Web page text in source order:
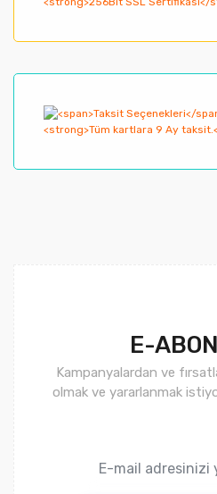
E-
Kampanyalardan ve
olmak ve yararlanmak